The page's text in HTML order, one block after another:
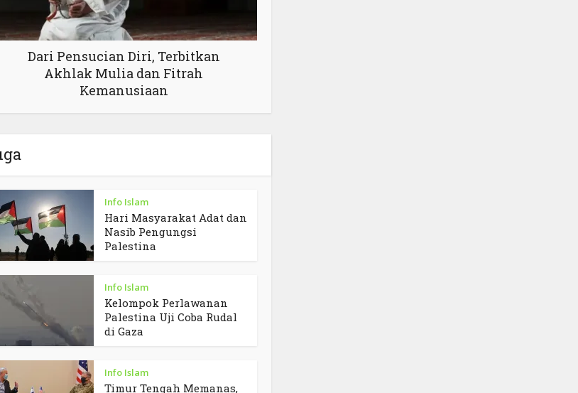
Dari Pensucian Diri, Terbitkan
Akhlak Mulia dan Fitrah
Kemanusiaan
Info Islam
Hari Masyarakat Adat dan
Nasib Pengungsi
Palestina
Info Islam
Kelompok Perlawanan
Palestina Uji Coba Rudal
di Gaza
Info Islam
Timur Tengah Memanas,